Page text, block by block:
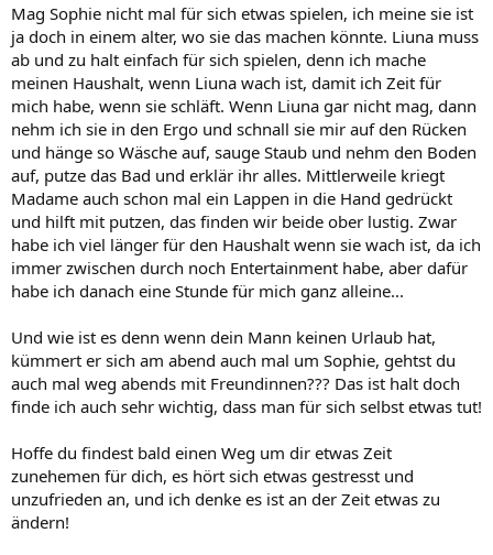
Mag Sophie nicht mal für sich etwas spielen, ich meine sie ist
ja doch in einem alter, wo sie das machen könnte. Liuna muss
ab und zu halt einfach für sich spielen, denn ich mache
meinen Haushalt, wenn Liuna wach ist, damit ich Zeit für
mich habe, wenn sie schläft. Wenn Liuna gar nicht mag, dann
nehm ich sie in den Ergo und schnall sie mir auf den Rücken
und hänge so Wäsche auf, sauge Staub und nehm den Boden
auf, putze das Bad und erklär ihr alles. Mittlerweile kriegt
Madame auch schon mal ein Lappen in die Hand gedrückt
und hilft mit putzen, das finden wir beide ober lustig. Zwar
habe ich viel länger für den Haushalt wenn sie wach ist, da ich
immer zwischen durch noch Entertainment habe, aber dafür
habe ich danach eine Stunde für mich ganz alleine...
Und wie ist es denn wenn dein Mann keinen Urlaub hat,
kümmert er sich am abend auch mal um Sophie, gehtst du
auch mal weg abends mit Freundinnen??? Das ist halt doch
finde ich auch sehr wichtig, dass man für sich selbst etwas tut!
Hoffe du findest bald einen Weg um dir etwas Zeit
zunehemen für dich, es hört sich etwas gestresst und
unzufrieden an, und ich denke es ist an der Zeit etwas zu
ändern!